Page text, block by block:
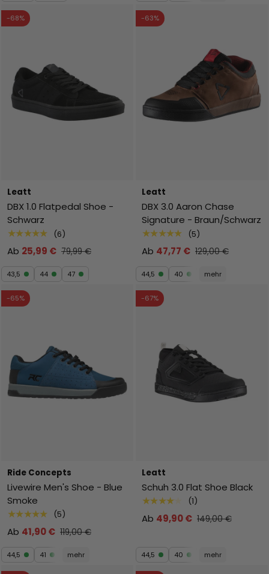
-68%
Leatt
DBX 1.0 Flatpedal Shoe -
Schwarz
★★★★★ (6)
Ab 25,99 € 79,99 €
43,5 44 47
-63%
Leatt
DBX 3.0 Aaron Chase
Signature - Braun/Schwarz
★★★★★ (5)
Ab 47,77 € 129,00 €
44,5 40 mehr
-65%
Ride Concepts
Livewire Men's Shoe - Blue
Smoke
★★★★★ (5)
Ab 41,90 € 119,00 €
44,5 41 mehr
-67%
Leatt
Schuh 3.0 Flat Shoe Black
★★★★★ (1)
Ab 49,90 € 149,00 €
44,5 40 mehr